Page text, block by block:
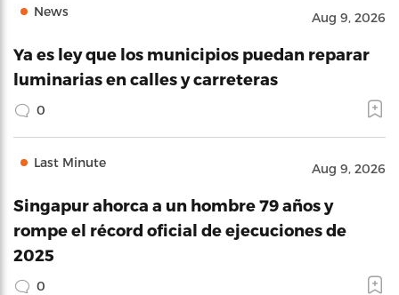
News Aug 9, 2026
Ya es ley que los municipios puedan reparar
luminarias en calles y carreteras
0
Last Minute Aug 9, 2026
Singapur ahorca a un hombre 79 años y
rompe el récord oficial de ejecuciones de
2025
0